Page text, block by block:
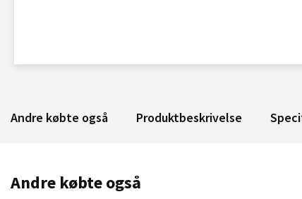
Andre købte også Produktbeskrivelse
Andre købte også